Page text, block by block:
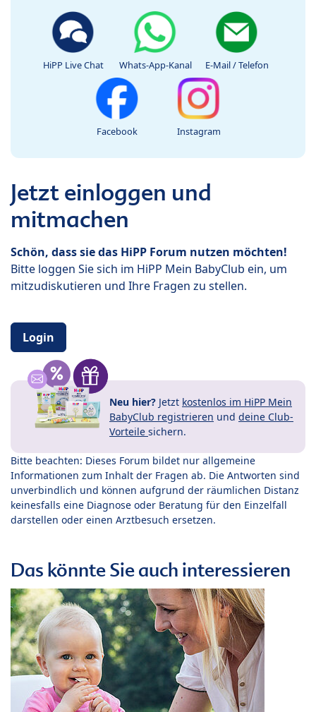
HiPP Live Chat Whats-App-Kanal E-Mail / Telefon
Facebook Instagram
Jetzt einloggen und
mitmachen
Schön, dass sie das HiPP Forum nutzen möchten!
Bitte loggen Sie sich im HiPP Mein BabyClub ein, um
mitzudiskutieren und Ihre Fragen zu stellen.
Login
Neu hier? Jetzt kostenlos im HiPP Mein
BabyClub registrieren und deine Club-
Vorteile sichern.
Bitte beachten: Dieses Forum bildet nur allgemeine
Informationen zum Inhalt der Fragen ab. Die Antworten sind
unverbindlich und können aufgrund der räumlichen Distanz
keinesfalls eine Diagnose oder Beratung für den Einzelfall
darstellen oder einen Arztbesuch ersetzen.
Das könnte Sie auch interessieren